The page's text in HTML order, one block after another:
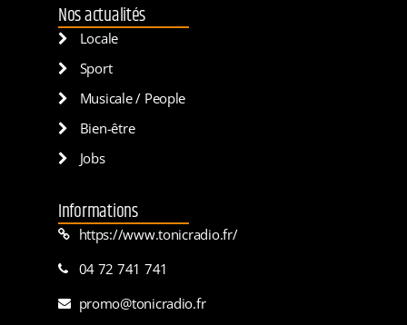
Nos actualités
Locale
Sport
Musicale / People
Bien-être
Jobs
Informations
https://www.tonicradio.fr/
04 72 741 741
promo@tonicradio.fr